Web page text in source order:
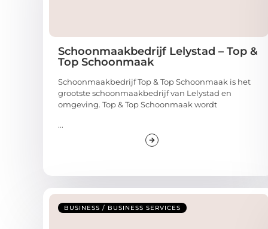
Schoonmaakbedrijf Lelystad – Top &
Top Schoonmaak
Schoonmaakbedrijf Top & Top Schoonmaak is het
grootste schoonmaakbedrijf van Lelystad en
omgeving. Top & Top Schoonmaak wordt
...
BUSINESS / BUSINESS SERVICES